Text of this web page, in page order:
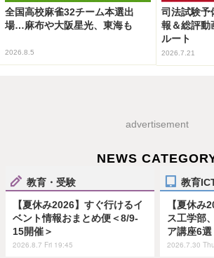
全国高校麻雀32チーム本選出
場…麻布や大阪星光、東海も
2026.8.5
司法試験予
報＆総評
ルート
2026.7.21
advertisement
NEWS
教育・受験
【夏休み2026】すぐ行けるイ
ベント情報おまとめ便＜8/9-
15開催＞
2026.8.7 Fri 19:45
教育
【夏休み
ス工学部
ア講座6選
2026.7.30